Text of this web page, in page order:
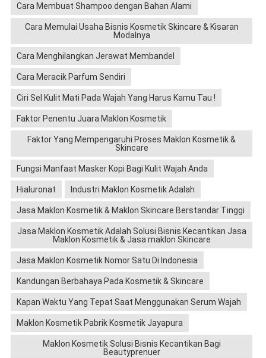
Cara Membuat Shampoo dengan Bahan Alami
Cara Memulai Usaha Bisnis Kosmetik Skincare & Kisaran
Modalnya
Cara Menghilangkan Jerawat Membandel
Cara Meracik Parfum Sendiri
Ciri Sel Kulit Mati Pada Wajah Yang Harus Kamu Tau !
Faktor Penentu Juara Maklon Kosmetik
Faktor Yang Mempengaruhi Proses Maklon Kosmetik &
Skincare
Fungsi Manfaat Masker Kopi Bagi Kulit Wajah Anda
Hialuronat Industri Maklon Kosmetik Adalah
Jasa Maklon Kosmetik & Maklon Skincare Berstandar Tinggi
Jasa Maklon Kosmetik Adalah Solusi Bisnis Kecantikan Jasa
Maklon Kosmetik & Jasa maklon Skincare
Jasa Maklon Kosmetik Nomor Satu Di Indonesia
Kandungan Berbahaya Pada Kosmetik & Skincare
Kapan Waktu Yang Tepat Saat Menggunakan Serum Wajah
Maklon Kosmetik Pabrik Kosmetik Jayapura
Maklon Kosmetik Solusi Bisnis Kecantikan Bagi
Beautyprenuer